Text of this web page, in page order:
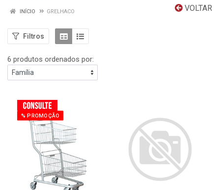
VOLTAR
INÍCIO GRELHACO
Filtros
6 produtos ordenados por:
% PROMOÇÃO